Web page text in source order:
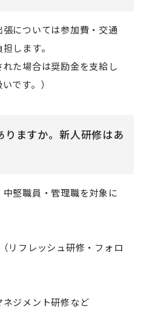
については参加費・交通
します。
た場合は奨励金を支給し
です。）
りますか。新人研修はあ
堅職員・管理職を対象に
リフレッシュ研修・フォロ
ジメント研修など